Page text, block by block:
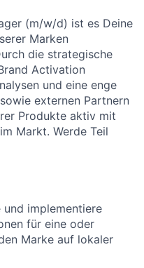
(m/w/d) ist es Deine
Marken
die strategische
Activation
und eine enge
externen Partnern
Produkte aktiv mit
Markt. Werde Teil
implementiere
für eine oder
Marke auf lokaler